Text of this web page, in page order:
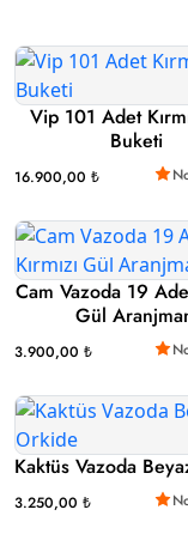
Vip 101 Adet
Buketi
16.900,00 ₺
Cam Vazoda 19
Gül
3.900,00 ₺
Kaktüs Vazoda
3.250,00 ₺